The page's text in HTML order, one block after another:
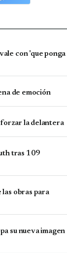
con 'que ponga
de emoción
la delantera
tras 109
obras para
su nueva imagen